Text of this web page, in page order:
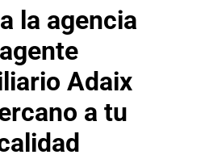
la agencia
Adaix
a tu